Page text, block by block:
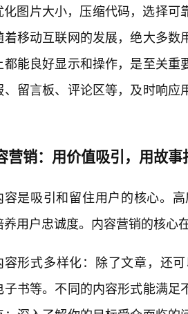
化图片大小，压缩代码，选择可
着移动互联网的发展，绝大多
都能良好显示和操作，是至关
、留言板、评论区等，及时响
营销：用价值吸引，用故事
容是吸引和留住用户的核心。
用户忠诚度。内容营销的核心
容形式多样化：除了文章，还
子书等。不同的内容形式能满